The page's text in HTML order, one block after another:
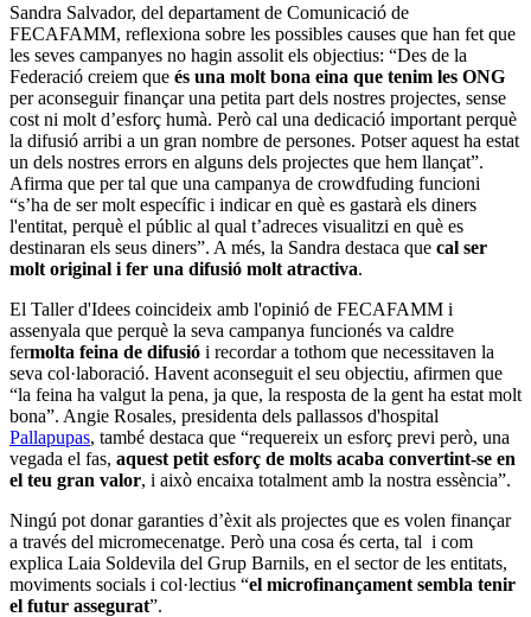
Sandra Salvador, del departament de Comunicació de
FECAFAMM, reflexiona sobre les possibles causes que han fet que
les seves campanyes no hagin assolit els objectius: “Des de la
Federació creiem que és una molt bona eina que tenim les ONG
per aconseguir finançar una petita part dels nostres projectes, sense
cost ni molt d’esforç humà. Però cal una dedicació important perquè
la difusió arribi a un gran nombre de persones. Potser aquest ha estat
un dels nostres errors en alguns dels projectes que hem llançat”.
Afirma que per tal que una campanya de crowdfuding funcioni
“s’ha de ser molt específic i indicar en què es gastarà els diners
l'entitat, perquè el públic al qual t’adreces visualitzi en què es
destinaran els seus diners”. A més, la Sandra destaca que cal ser
molt original i fer una difusió molt atractiva.
El Taller d'Idees coincideix amb l'opinió de FECAFAMM i
assenyala que perquè la seva campanya funcionés va caldre
fermolta feina de difusió i recordar a tothom que necessitaven la
seva col·laboració. Havent aconseguit el seu objectiu, afirmen que
“la feina ha valgut la pena, ja que, la resposta de la gent ha estat molt
bona”. Angie Rosales, presidenta dels pallassos d'hospital
Pallapupas, també destaca que “requereix un esforç previ però, una
vegada el fas, aquest petit esforç de molts acaba convertint-se en
el teu gran valor, i això encaixa totalment amb la nostra essència”.
Ningú pot donar garanties d’èxit als projectes que es volen finançar
a través del micromecenatge. Però una cosa és certa, tal i com
explica Laia Soldevila del Grup Barnils, en el sector de les entitats,
moviments socials i col·lectius “el microfinançament sembla tenir
el futur assegurat”.